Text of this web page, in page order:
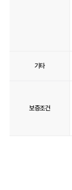
기타
보증조건